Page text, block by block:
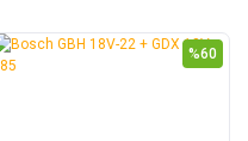
%60